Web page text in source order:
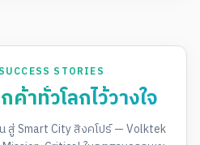
STORIES
ค้าทั่วโลกไว้วางใจ
สู่ Smart City สิงคโปร์ — Volktek